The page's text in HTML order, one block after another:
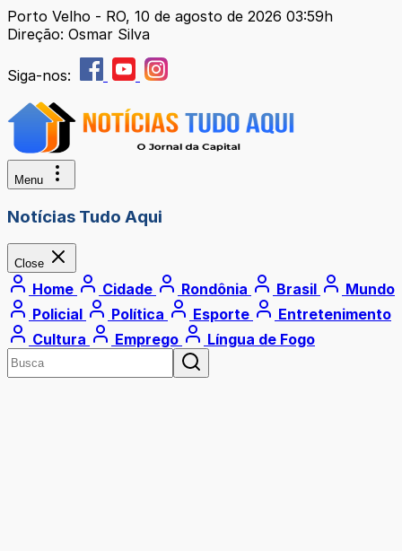
Porto Velho - RO, 10 de agosto de 2026 03:59h
Direção: Osmar Silva
Siga-nos:
Menu
Notícias Tudo Aqui
Close
Home Cidade Rondônia Brasil
Mundo
Policial
Política Esporte
Entretenimento
Cultura
Emprego Língua de Fogo